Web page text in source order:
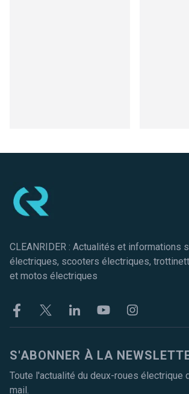
CLEANRIDER : Actualités et informations
électriques, scooters électriques,
et motos électriques
FacebookTwitter LinkekinYoutubeInstagram
S'ABONNER À LA
Toute l'actualité du deux-roues électrique
mail.